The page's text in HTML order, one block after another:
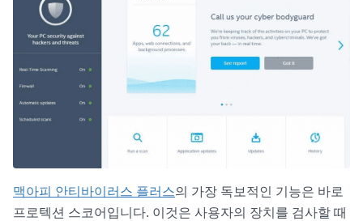
맥아피 안티바이러스 플러스의 가장 독보적인 기능은 바로
프로텍션 스코어입니다. 이것은 사용자의 장치를 검사할 때